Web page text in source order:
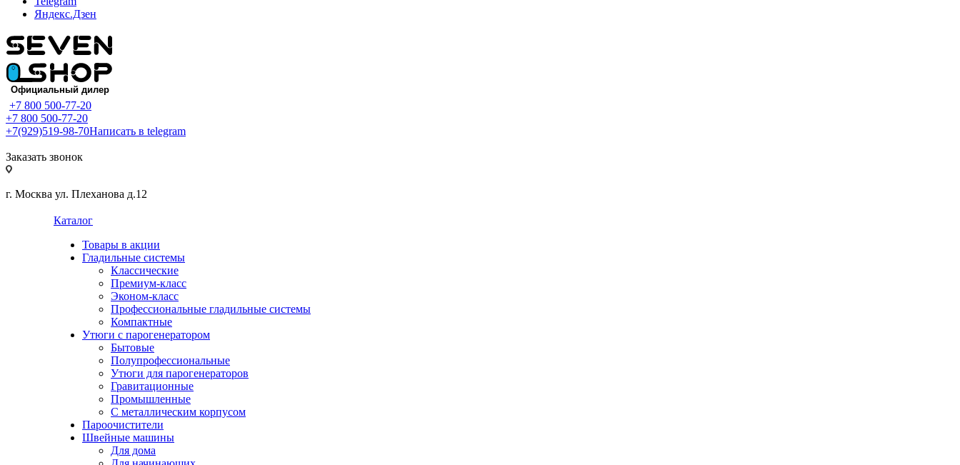
Яндекс.Дзен
+7 800 500-77-20
+7 800 500-77-20
+7(929)519-98-70Написать в telegram
Заказать звонок
г. Москва ул. Плеханова д.12
Каталог
Товары в акции
Гладильные системы
Классические
Премиум-класс
Эконом-класс
Профессиональные гладильные системы
Компактные
Утюги с парогенератором
Бытовые
Полупрофессиональные
Утюги для парогенераторов
Гравитационные
Промышленные
С металлическим корпусом
Пароочистители
Швейные машины
Для дома